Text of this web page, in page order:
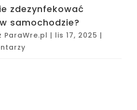
zdezynfekować
samochodzie?
ParaWre.pl | lis 17, 2025 |